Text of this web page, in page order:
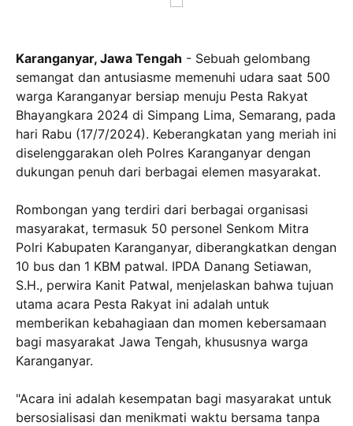
Karanganyar, Jawa Tengah - Sebuah gelombang
semangat dan antusiasme memenuhi udara saat 500
warga Karanganyar bersiap menuju Pesta Rakyat
Bhayangkara 2024 di Simpang Lima, Semarang, pada
hari Rabu (17/7/2024). Keberangkatan yang meriah ini
diselenggarakan oleh Polres Karanganyar dengan
dukungan penuh dari berbagai elemen masyarakat.
Rombongan yang terdiri dari berbagai organisasi
masyarakat, termasuk 50 personel Senkom Mitra
Polri Kabupaten Karanganyar, diberangkatkan dengan
10 bus dan 1 KBM patwal. IPDA Danang Setiawan,
S.H., perwira Kanit Patwal, menjelaskan bahwa tujuan
utama acara Pesta Rakyat ini adalah untuk
memberikan kebahagiaan dan momen kebersamaan
bagi masyarakat Jawa Tengah, khususnya warga
Karanganyar.
"Acara ini adalah kesempatan bagi masyarakat untuk
bersosialisasi dan menikmati waktu bersama tanpa